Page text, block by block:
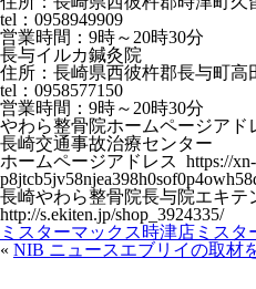
tel：0958949909
営業時間：9時～20時30分
長与イルカ鍼灸院
住所：長崎県西彼杵郡長与町高
tel：0958577150
営業時間：9時～20時30分
やわら整骨院ホームページアド
長崎交通事故治療センター
ホームページアドレス https://
長崎やわら整骨院長与院エキテ
http://s.ekiten.jp/shop_3924335/
ミスターマックス時津店ミスタ
« NIB ニュースエブリイの取材